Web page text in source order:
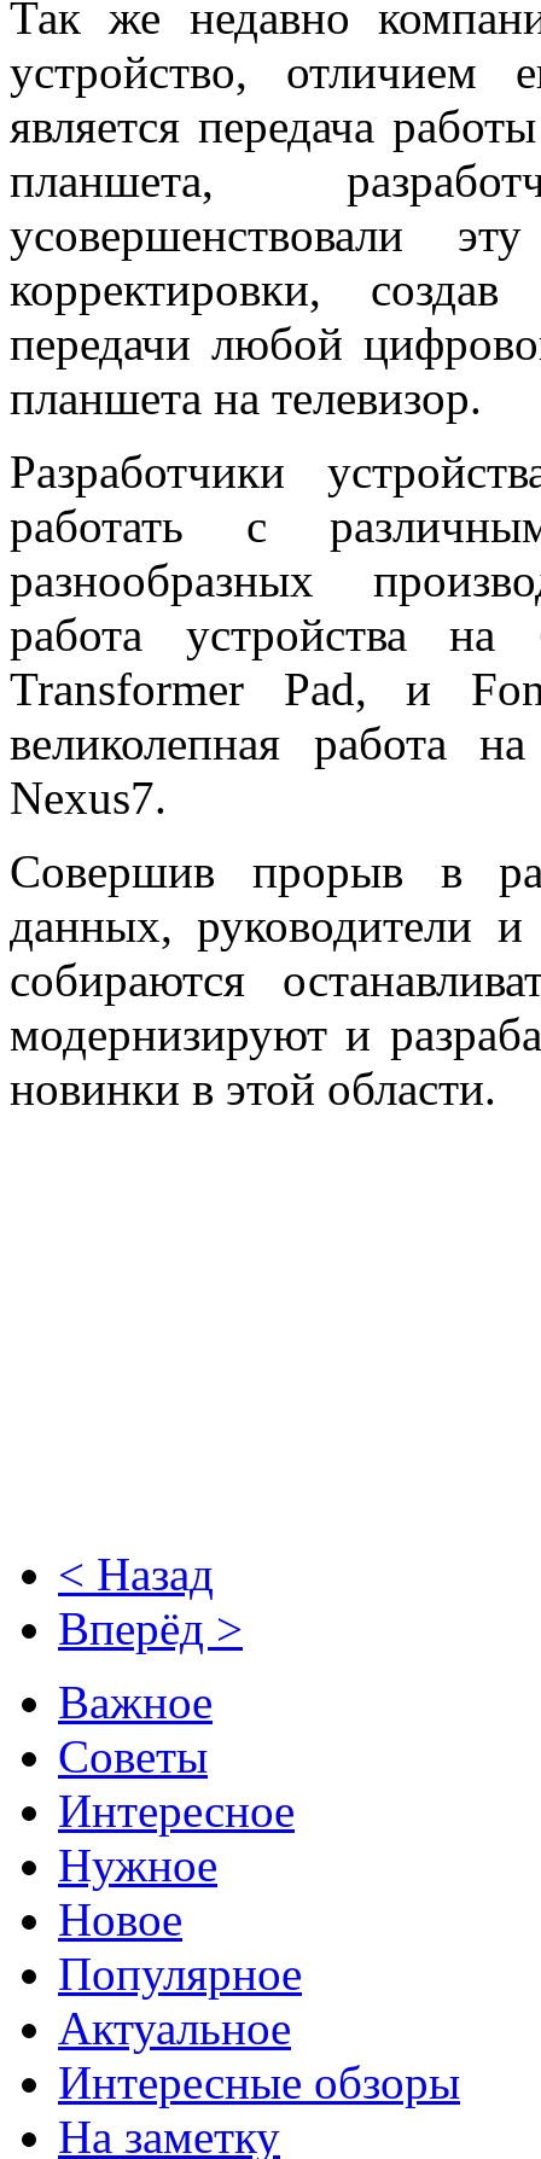
Так же недавно
устройство,
является передача
планшета,
усовершенствовали
корректировки,
передачи любой
планшета на телевизор.
Разработчики
работать с
разнообразных
работа устройства
Transformer Pad, и
великолепная работа
Nexus7.
Совершив прорыв в
данных, руководители
собираются
модернизируют и
новинки в этой области.
< Назад
Вперёд >
Важное
Советы
Интересное
Нужное
Новое
Популярное
Актуальное
Интересные обзоры
На заметку